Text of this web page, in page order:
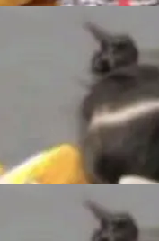
责查
过
扩
直
AP
8T
3T
着 #
搜——
操
10.1